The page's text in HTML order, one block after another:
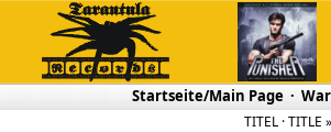
Startseite/Main Page ·
TITEL · TITLE